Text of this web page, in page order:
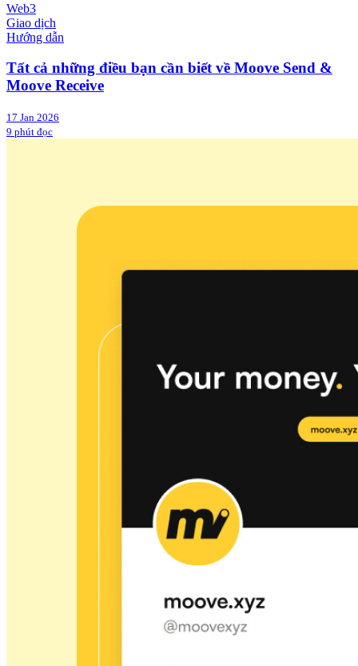
Web3
Giao dịch
Hướng dẫn
Tất cả những điều bạn cần biết về Moove Send &
Moove Receive
17 Jan 2026
9 phút đọc